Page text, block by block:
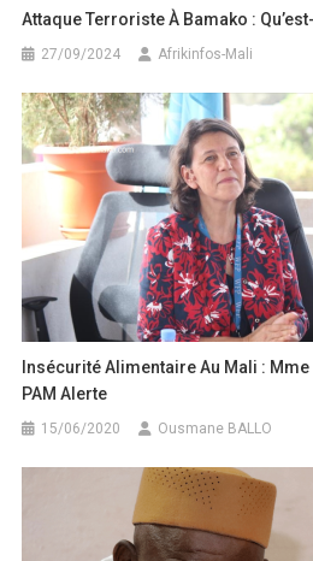
Attaque Terroriste À Bamako :
27/09/2024 Afrikinfos-Mali
Insécurité Alimentaire Au Mali :
PAM Alerte
15/06/2020 Ousmane BALLO